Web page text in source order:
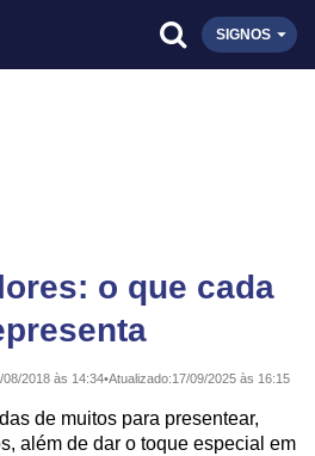
SIGNOS
o que cada
08/2018 às 14:34•Atualizado:17/09/2025 às 16:15
de muitos para presentear,
além de dar o toque especial em